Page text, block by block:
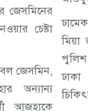
জেসমিনের
চেষ্টা
জেসমিন,
অন্যান্য
আজহাকে
মিয়া
পুলিশ